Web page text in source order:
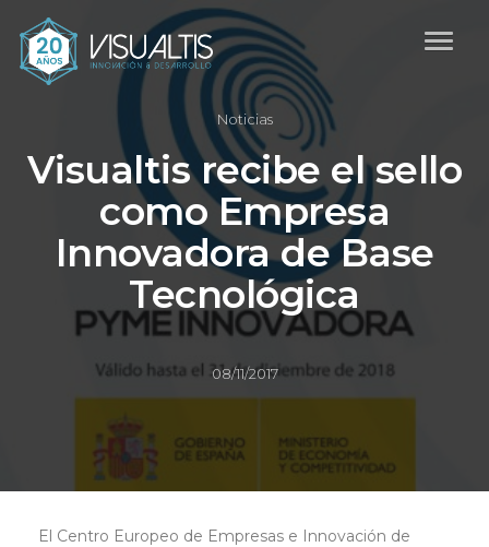
Noticias
Visualtis recibe el sello
como Empresa
Innovadora de Base
Tecnológica
08/11/2017
El Centro Europeo de Empresas e Innovación de